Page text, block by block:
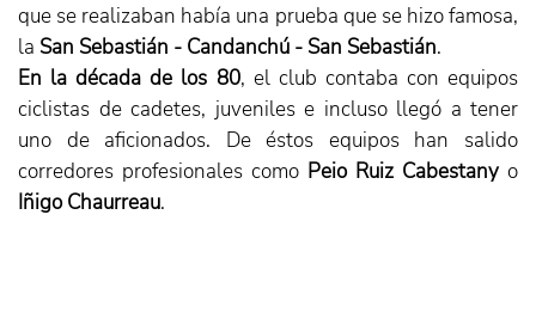
que se realizaban había una prueba que se hizo famosa,
la San Sebastián - Candanchú - San Sebastián.
En la década de los 80, el club contaba con equipos
ciclistas de cadetes, juveniles e incluso llegó a tener
uno de aficionados. De éstos equipos han salido
corredores profesionales como Peio Ruiz Cabestany o
Iñigo Chaurreau.